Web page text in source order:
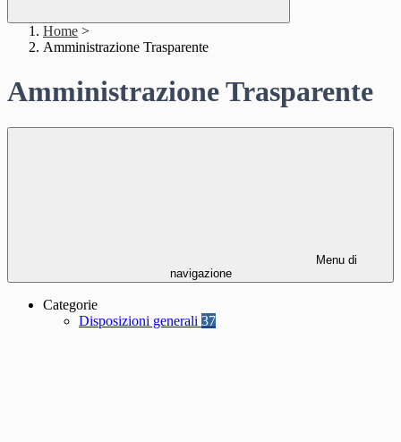
Home >
Amministrazione Trasparente
Amministrazione Trasparente
Menu di
navigazione
Categorie
Disposizioni generali 37